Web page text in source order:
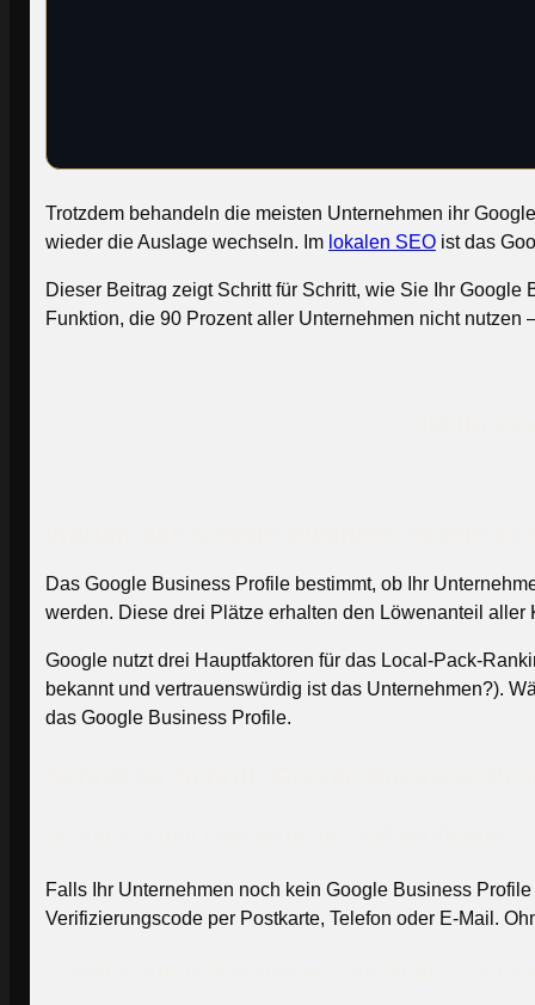
Trotzdem behandeln die meisten Unternehmen ihr
wieder die Auslage wechseln. Im lokalen SEO ist das
Dieser Beitrag zeigt Schritt für Schritt, wie Sie Ihr
Funktion, die 90 Prozent aller Unternehmen nicht
Das Google Business Profile bestimmt, ob Ihr
werden. Diese drei Plätze erhalten den Löwenanteil
Google nutzt drei Hauptfaktoren für das Local-Pack-
bekannt und vertrauenswürdig ist das Unternehmen?).
das Google Business Profile.
Falls Ihr Unternehmen noch kein Google Business
Verifizierungscode per Postkarte, Telefon oder E-Mail.